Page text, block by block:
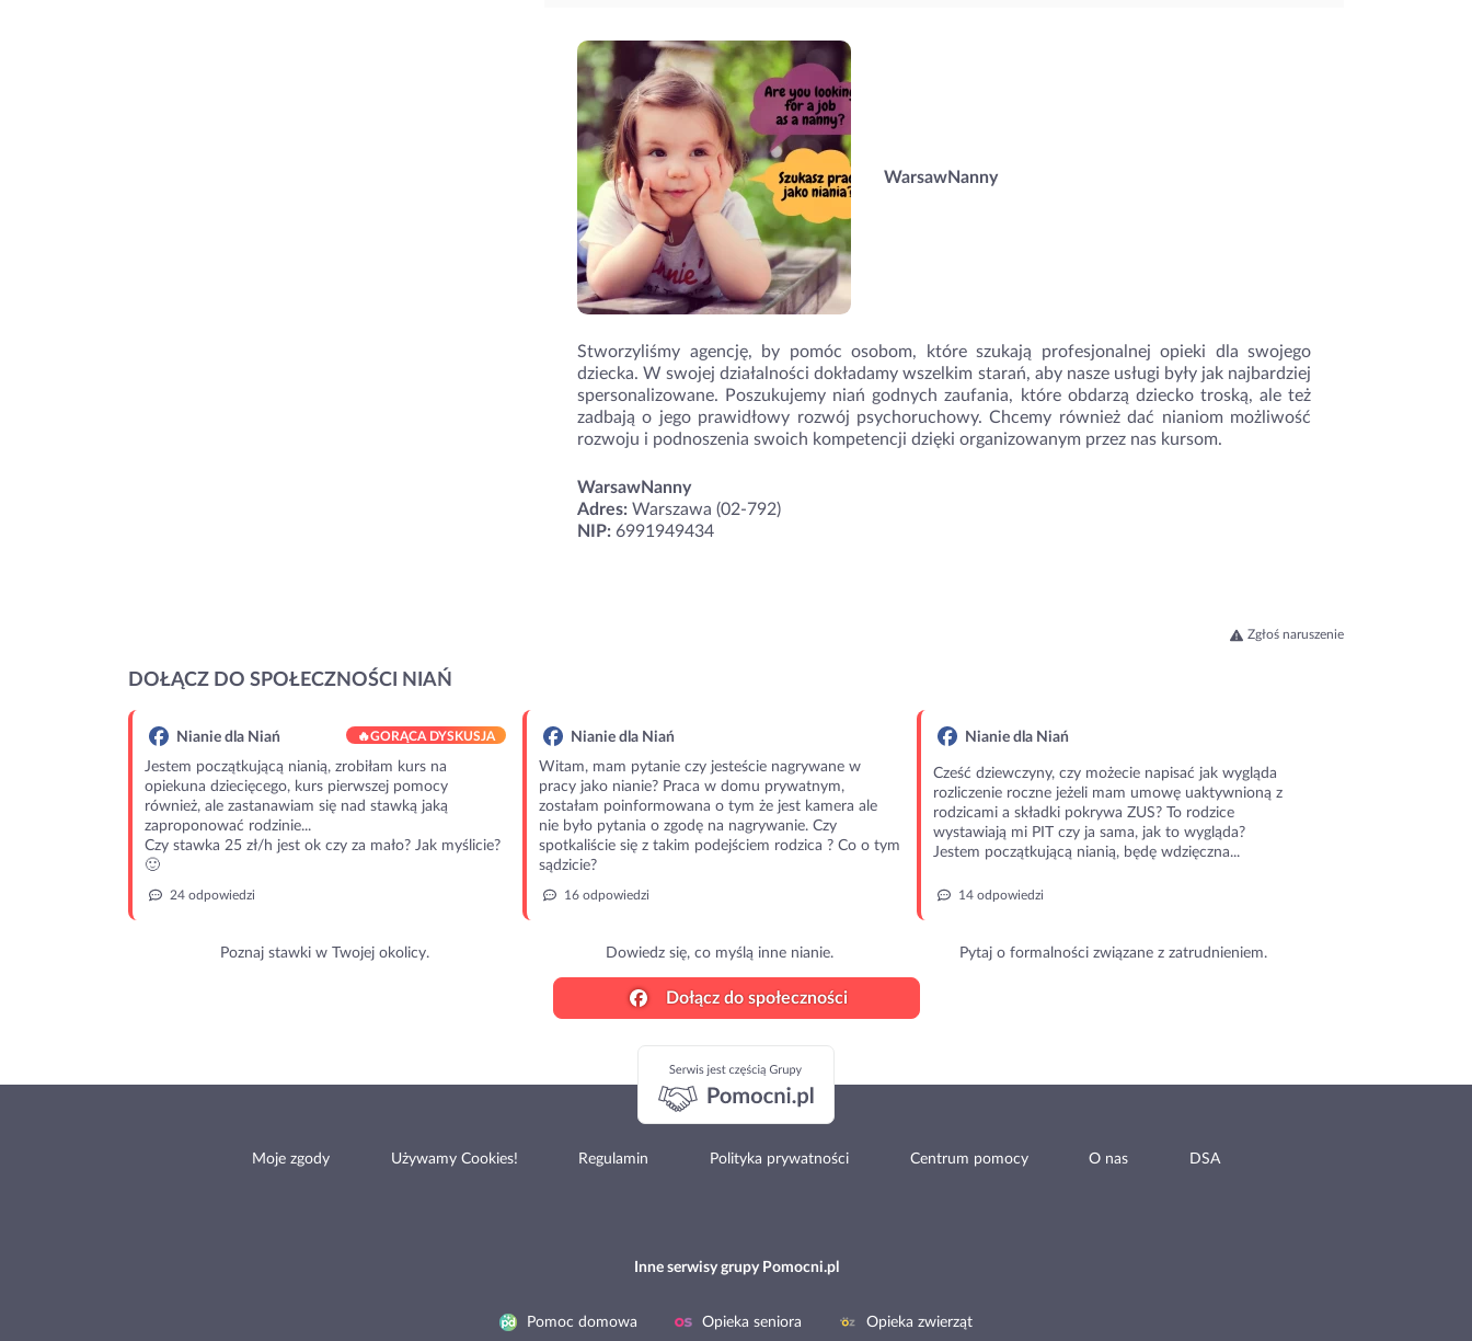
WarsawNanny
Stworzyliśmy agencję, by pomóc osobom, które szukają profesjonalnej opieki dla swojego
dziecka. W swojej działalności dokładamy wszelkim starań, aby nasze usługi były jak najbardziej
spersonalizowane. Poszukujemy niań godnych zaufania, które obdarzą dziecko troską, ale też
zadbają o jego prawidłowy rozwój psychoruchowy. Chcemy również dać nianiom możliwość
rozwoju i podnoszenia swoich kompetencji dzięki organizowanym przez nas kursom.
WarsawNanny
Adres: Warszawa (02-792)
NIP: 6991949434
Zgłoś naruszenie
DOŁĄCZ DO SPOŁECZNOŚCI NIAŃ
Nianie dla Niań 🔥GORĄCA DYSKUSJA
Jestem początkującą nianią, zrobiłam kurs na
opiekuna dziecięcego, kurs pierwszej pomocy
również, ale zastanawiam się nad stawką jaką
zaproponować rodzinie...
Czy stawka 25 zł/h jest ok czy za mało? Jak myślicie?
🙂
24 odpowiedzi
Poznaj stawki w Twojej okolicy.
Nianie dla Niań
Witam, mam pytanie czy jesteście nagrywane w
pracy jako nianie? Praca w domu prywatnym,
zostałam poinformowana o tym że jest kamera ale
nie było pytania o zgodę na nagrywanie. Czy
spotkaliście się z takim podejściem rodzica ? Co o tym
sądzicie?
16 odpowiedzi
Dowiedz się, co myślą inne nianie.
Nianie dla Niań
Cześć dziewczyny, czy możecie napisać jak wygląda
rozliczenie roczne jeżeli mam umowę uaktywnioną z
rodzicami a składki pokrywa ZUS? To rodzice
wystawiają mi PIT czy ja sama, jak to wygląda?
Jestem początkującą nianią, będę wdzięczna...
14 odpowiedzi
Pytaj o formalności związane z zatrudnieniem.
Dołącz do społeczności
Moje zgody Używamy Cookies! Regulamin Polityka prywatności Centrum pomocy O nas DSA
Inne serwisy grupy Pomocni.pl
Pomoc domowa Opieka seniora Opieka zwierząt